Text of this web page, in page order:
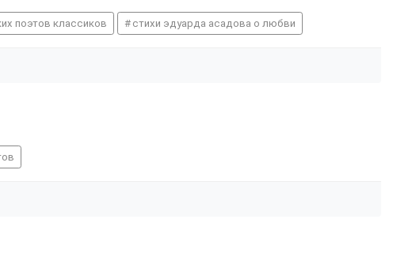
поэтов классиков стихи эдуарда асадова о любви